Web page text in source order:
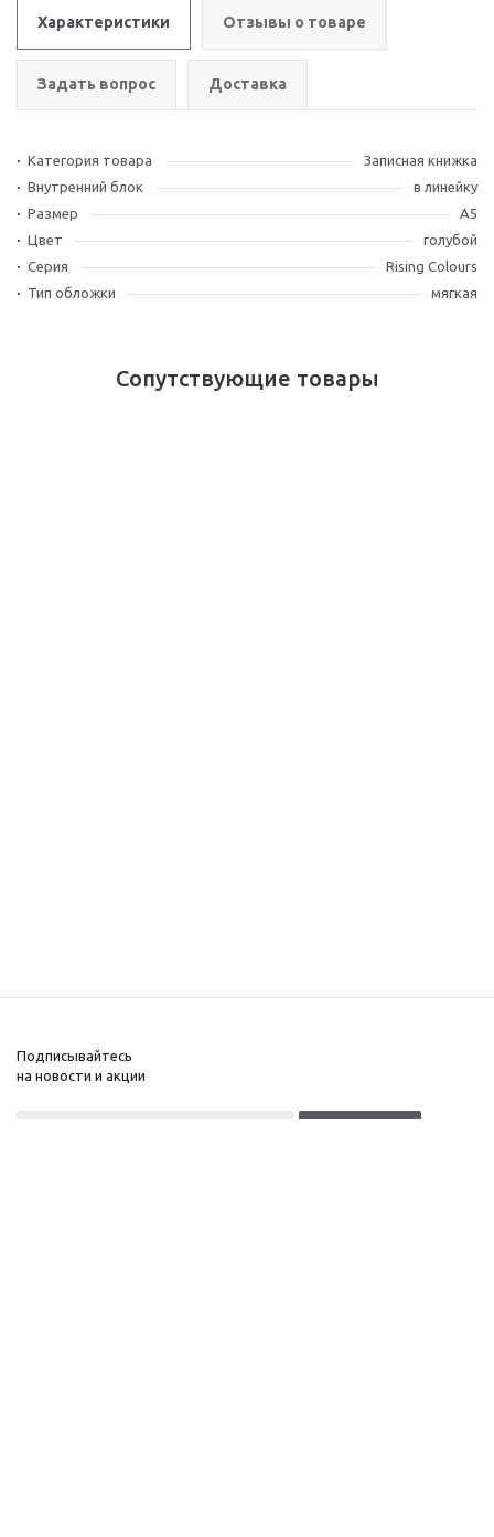
Характеристики Отзывы о товаре
Задать вопрос Доставка
Категория товара
Записная книжка
Внутренний блок
в линейку
Размер
А5
Цвет
голубой
Серия
Rising Colours
Тип обложки
мягкая
Сопутствующие товары
Подписывайтесь
на новости и акции